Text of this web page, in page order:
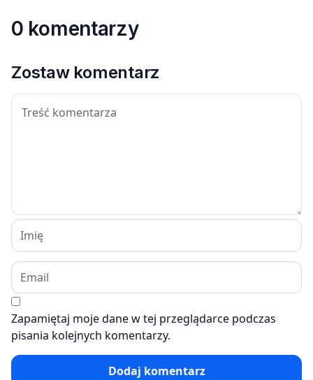
0 komentarzy
Zostaw komentarz
Zapamiętaj moje dane w tej przeglądarce podczas
pisania kolejnych komentarzy.
Dodaj komentarz